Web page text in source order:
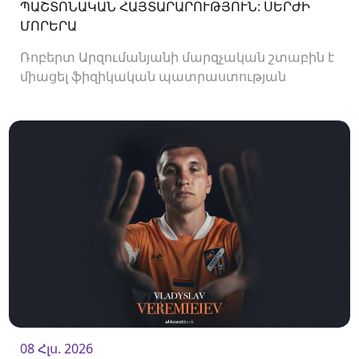
ՊԱՇՏՈՆԱԿԱՆ ՀԱՅՏԱՐԱՐՈՒԹՅՈՒՆ: ՍԵՐԺԻ
ՄՈՐԵՐԱ
Ռոբերտ Արզումանյանի մարզչական շտաբին է
միացել ֆիզիկական պատրաստության
08 Հլս. 2026